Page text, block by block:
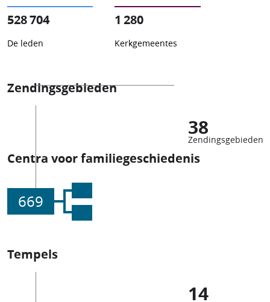
528 704
De leden
1 280
Kerkgemeentes
Zendingsgebieden
38
Zendingsgebieden
Centra voor familiegeschiedenis
669
Tempels
14